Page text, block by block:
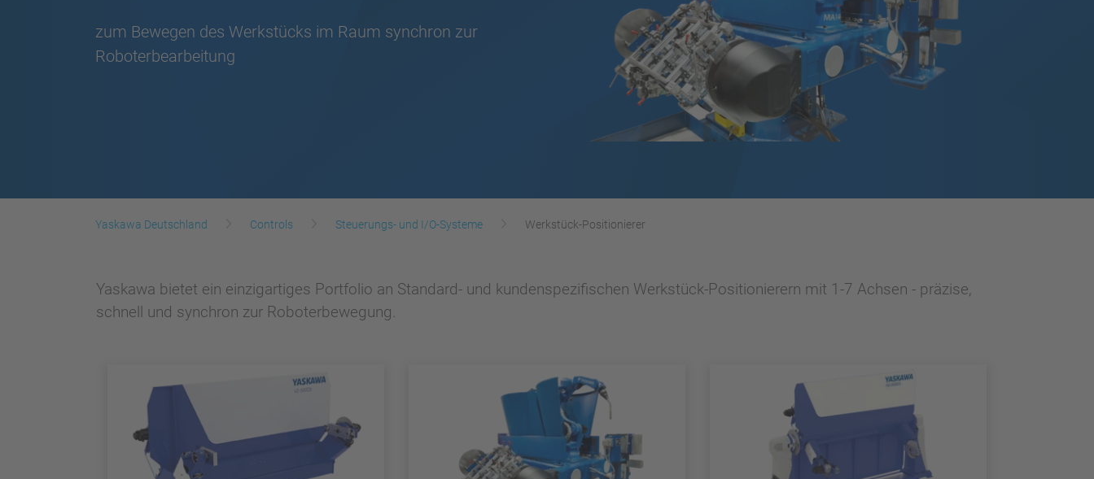
zum Bewegen des Werkstücks im Raum synchron zur
Roboterbearbeitung
Yaskawa Deutschland Controls Steuerungs- und I/O-Systeme Werkstück-Positionierer
Yaskawa bietet ein einzigartiges Portfolio an Standard- und kundenspezifischen Werkstück-Positionierern mit 1-7 Achsen - präzise,
schnell und synchron zur Roboterbewegung.